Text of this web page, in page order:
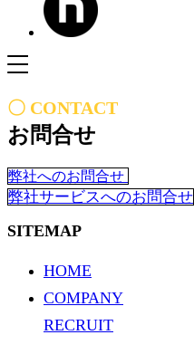
〇 CONTACT
お問合せ
弊社へのお問合せ
弊社サービスへのお問合せ
SITEMAP
HOME
COMPANY
RECRUIT